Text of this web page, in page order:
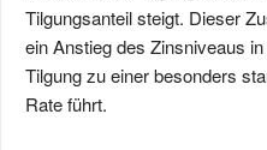
Tilgungsanteil steigt. Dieser
ein Anstieg des Zinsniveaus
Tilgung zu einer besonders
Rate führt.